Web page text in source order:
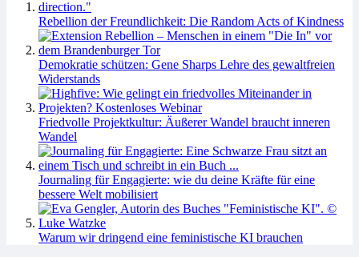
Rebellion der Freundlichkeit: Die Random Acts of Kindness
Demokratie schützen: Gene Sharps Lehre des gewaltfreien
Widerstands
Friedvolle Projektkultur: Äußerer Wandel braucht inneren
Wandel
Journaling für Engagierte: wie du deine Kräfte für eine
bessere Welt mobilisiert
Warum wir dringend eine feministische KI brauchen